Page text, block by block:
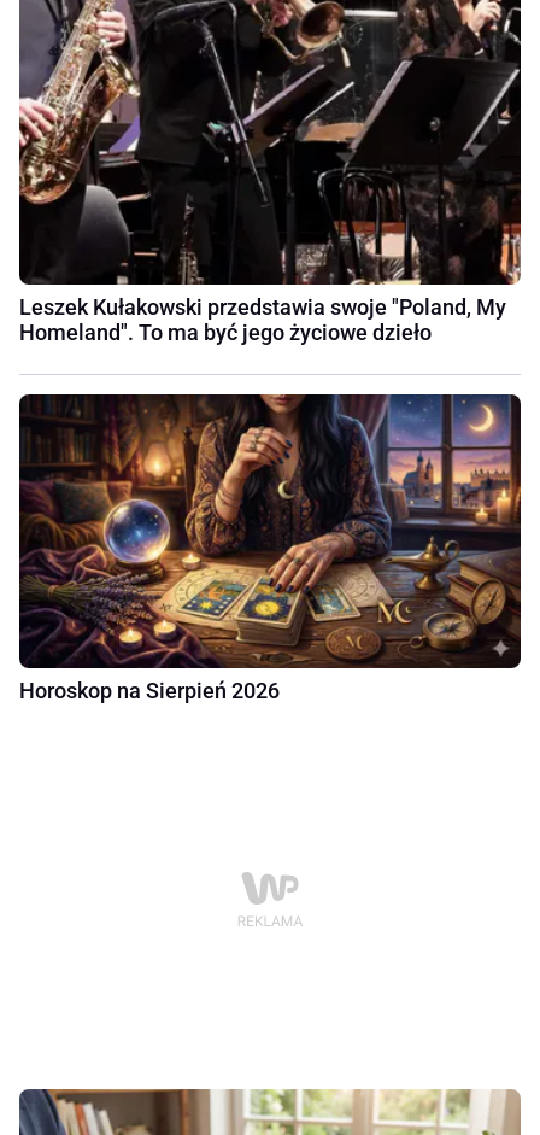
Leszek Kułakowski przedstawia swoje "Poland, My
Homeland". To ma być jego życiowe dzieło
Horoskop na Sierpień 2026